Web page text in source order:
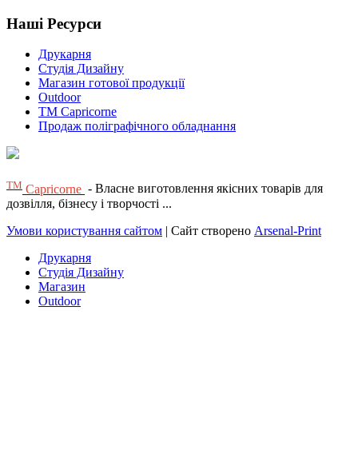
Наші Ресурси
Друкарня
Студія Дизайну
Магазин готової продукції
Outdoor
TM Capricorne
Продаж поліграфічного обладнання
ТМ Capricorne - Власне виготовлення якісних товарів для
дозвілля, бізнесу і творчості ...
Умови користування сайтом | Сайт створено Arsenal-Print
Друкарня
Студія Дизайну
Магазин
Outdoor